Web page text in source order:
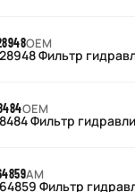
OEM
Фильтр
OEM
Фильтр
AM
Фильтр